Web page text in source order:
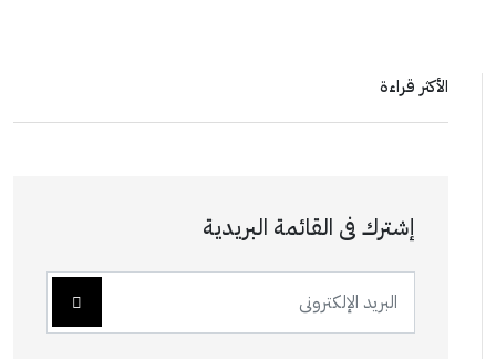
الأكثر قراءة
إشترك فى القائمة البريدية